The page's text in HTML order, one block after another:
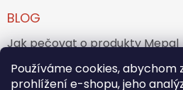
Používáme cookies, abychom
prohlížení e-shopu, jeho
BLOG
Jak pečovat o produkty Mepal
Jak vznikl medvídek Teddy